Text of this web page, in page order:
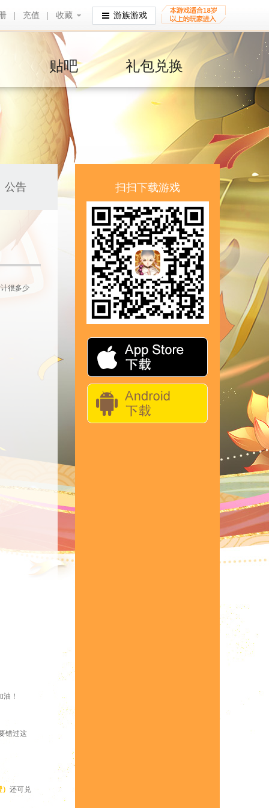
充值 收藏
收藏 游族游戏
贴吧 礼包兑换
公告
很多少
！
错过这
还可兑
扫扫下载游戏